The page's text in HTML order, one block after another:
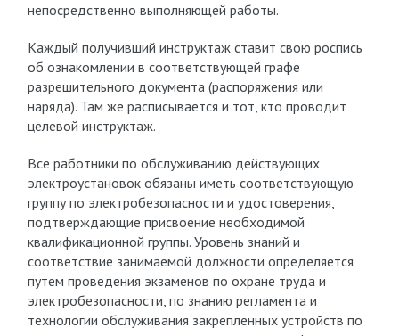
непосредственно выполняющей работы.
Каждый получивший инструктаж ставит свою роспись
об ознакомлении в соответствующей графе
разрешительного документа (распоряжения или
наряда). Там же расписывается и тот, кто проводит
целевой инструктаж.
Все работники по обслуживанию действующих
электроустановок обязаны иметь соответствующую
группу по электробезопасности и удостоверения,
подтверждающие присвоение необходимой
квалификационной группы. Уровень знаний и
соответствие занимаемой должности определяется
путем проведения экзаменов по охране труда и
электробезопасности, по знанию регламента и
технологии обслуживания закрепленных устройств по